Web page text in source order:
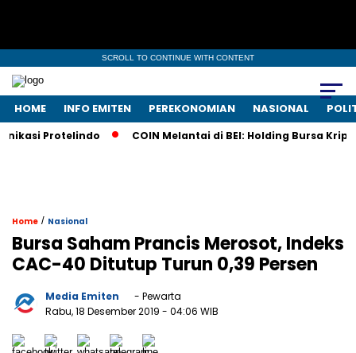
SCROLL TO CONTINUE WITH CONTENT
HOME INFO EMITEN PEREKONOMIAN NASIONAL
Protelindo COIN Melantai di BEI: Holding Bursa Kripto
Home / Nasional
Bursa Saham Prancis Merosot, Indeks
CAC-40 Ditutup Turun 0,39 Persen
Media Emiten
- Pewarta
Rabu, 18 Desember 2019 - 04:06 WIB